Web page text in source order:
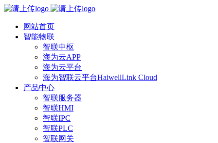
网站首页
智能物联
智联中枢
海为云APP
海为云平台
海为智联云平台HaiwellLink Cloud
产品中心
智联服务器
智联HMI
智联IPC
智联PLC
智联网关